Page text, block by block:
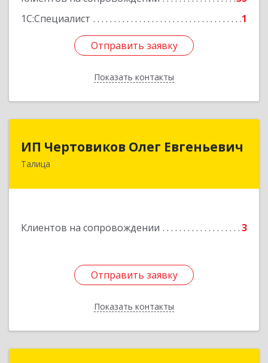
1С:Специалист
1
Отправить заявку
Показать контакты
Отправить заявку
Назад
ИП Чертовиков Олег Евгеньевич
Талица
Клиентов на сопровождении 3
Отправить заявку
Показать контакты
623640, Свердловская обл, Талица г, Ленина ул,
Отправить заявку
Назад